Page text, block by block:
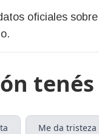
oficiales
Me da tristeza